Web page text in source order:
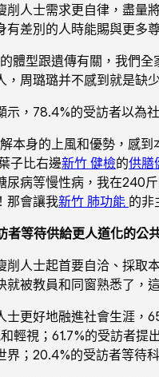
削人士需求更自律，盡量
有差別的人時能賜與更多
體型跟遺傳有關，我們
，周璐璐并不感到就是缺
示，78.4%的受訪者以為
本身的上風和優勢，感
子比右邊新竹 健檢的供膳
尿病等慢性病，我在240
那會讓我新竹 肺功能 的非
者等待供給更人道化的公
削人士起首要自洽、採取
就被教員和同窗熟悉了，
士更好地融進社會生涯，
輕視；61.7%的受訪者
界；20.4%的受訪者等待